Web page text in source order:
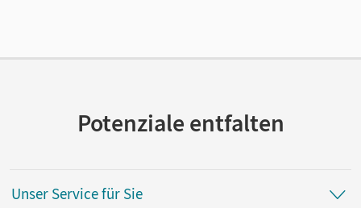
Potenziale entfalten
Unser Service für Sie